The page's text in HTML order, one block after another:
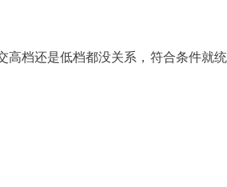
档还是低档都没关系，符合条件就